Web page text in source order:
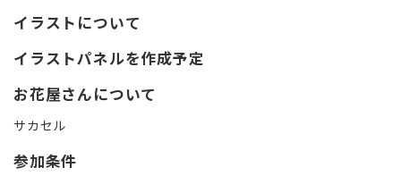
イラストについて
イラストパネルを作成予定
お花屋さんについて
サカセル
参加条件